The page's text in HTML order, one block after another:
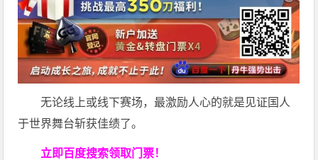
无论线上或线下赛场，最激励人心的就是见证国人
于世界舞台斩获佳绩了。
立即百度搜索领取门票！